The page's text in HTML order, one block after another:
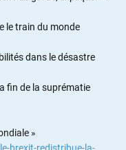
le train du monde
dans le désastre
fin de la suprématie
»